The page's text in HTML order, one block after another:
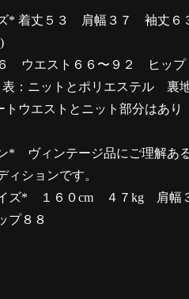
* 着丈５３ 肩幅３７ 袖丈
ウエスト６６〜９２ ヒップ
：ニットとポリエステル 裏
ウエストとニット部分はあり
* ヴィンテージ品にご理解あ
ィションです。
ズ* １６０cm ４７kg 肩幅
プ８８